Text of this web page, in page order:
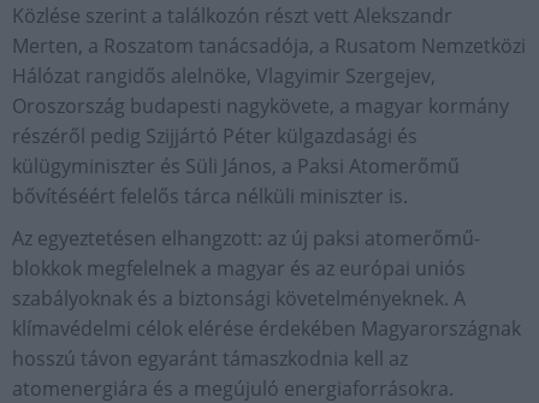
Közlése szerint a találkozón részt vett Alekszandr
Merten, a Roszatom tanácsadója, a Rusatom Nemzetközi
Hálózat rangidős alelnöke, Vlagyimir Szergejev,
Oroszország budapesti nagykövete, a magyar kormány
részéről pedig Szijjártó Péter külgazdasági és
külügyminiszter és Süli János, a Paksi Atomerőmű
bővítéséért felelős tárca nélküli miniszter is.
Az egyeztetésen elhangzott: az új paksi atomerőmű-
blokkok megfelelnek a magyar és az európai uniós
szabályoknak és a biztonsági követelményeknek. A
klímavédelmi célok elérése érdekében Magyarországnak
hosszú távon egyaránt támaszkodnia kell az
atomenergiára és a megújuló energiaforrásokra.